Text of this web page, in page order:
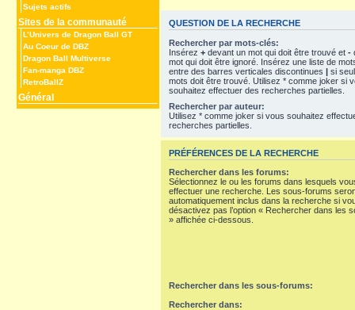
Sujets actifs
Sites de la communauté
L’Univers de Dragon Ball GT
Au Coeur de DBZ
Dragon Ball Multiverse
Fan-manga DBZ
RetroBallZ
Général
QUESTION DE LA RECHERCHE
Rechercher par mots-clés:
Insérez + devant un mot qui doit être trouvé et -
mot qui doit être ignoré. Insérez une liste de
entre des barres verticales discontinues | si
mots doit être trouvé. Utilisez * comme joker si
souhaitez effectuer des recherches partielles.
Rechercher par auteur:
Utilisez * comme joker si vous souhaitez
recherches partielles.
PRÉFÉRENCES DE LA RECHERCHE
Rechercher dans les forums:
Sélectionnez le ou les forums dans lesquels
effectuer une recherche. Les sous-forums
automatiquement inclus dans la recherche si
désactivez pas l’option « Rechercher dans les
» affichée ci-dessous.
Rechercher dans les sous-forums:
Rechercher dans: